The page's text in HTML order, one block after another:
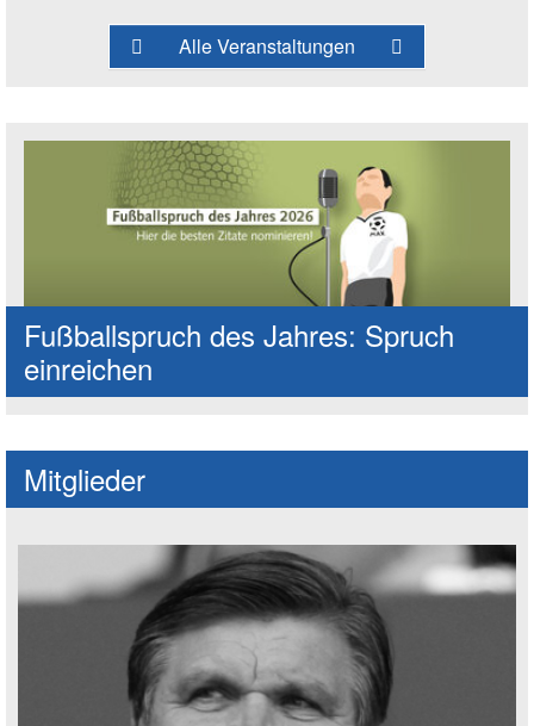
Alle Veranstaltungen
Fußballspruch des Jahres: Spruch
einreichen
Mitglieder